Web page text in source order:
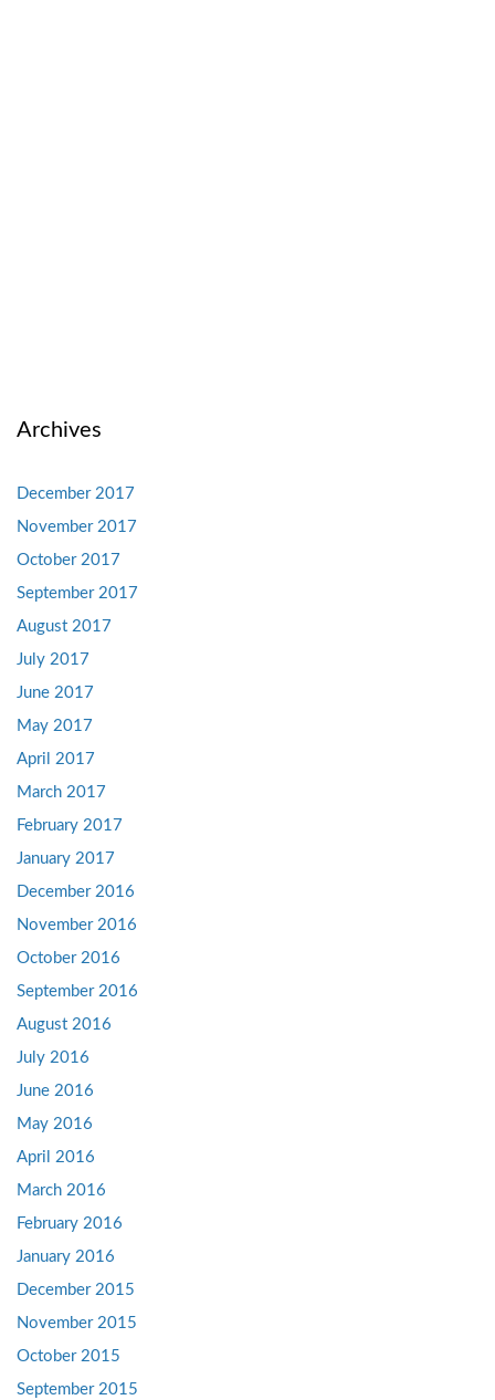
Archives
December 2017
November 2017
October 2017
September 2017
August 2017
July 2017
June 2017
May 2017
April 2017
March 2017
February 2017
January 2017
December 2016
November 2016
October 2016
September 2016
August 2016
July 2016
June 2016
May 2016
April 2016
March 2016
February 2016
January 2016
December 2015
November 2015
October 2015
September 2015